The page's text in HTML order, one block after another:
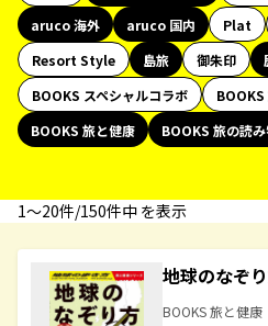
aruco 海外
aruco 国内 Plat
Resort Style
島旅 御朱印
BOOKS スペシャルコラボ
BOOKS
BOOKS 旅と健康
BOOKS 旅の読
1〜20件/150件中 を表示
地球のなぞ
BOOKS 旅と健康